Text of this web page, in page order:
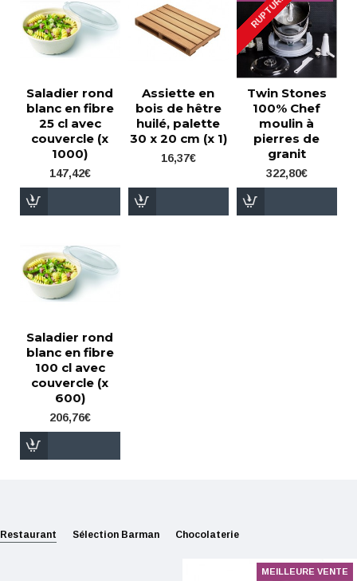
Saladier rond
blanc en fibre
25 cl avec
couvercle (x
1000)
147,42€
Assiette en
bois de hêtre
huilé, palette
30 x 20 cm (x 1)
16,37€
RUPTURE
Twin Stones
100% Chef
moulin à
pierres de
granit
322,80€
Saladier rond
blanc en fibre
100 cl avec
couvercle (x
600)
206,76€
Restaurant Sélection Barman Chocolaterie
MEILLEURE VENTE